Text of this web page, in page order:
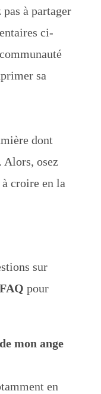
pas à partager
ci-
sa
dont
Alors, osez
croire en la
sur
FAQ pour
mon ange
en